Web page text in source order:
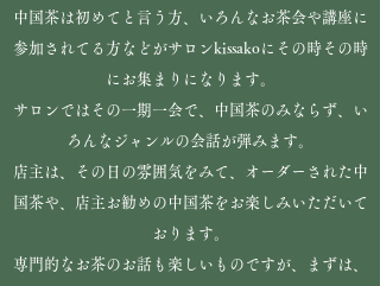
中国茶は初めてと言う方、いろんなお茶会や講座に
参加されてる方などがサロンkissakoに その時その時
にお集まりになります。
サロンではその一期一会で、中国茶のみならず、
い
ろんなジャンルの会話が弾みます。
店主は、その日の雰囲気をみて、オーダーされた中
国茶や、店主お勧めの中国茶をお楽しみ いただいて
おります。
専門的なお茶のお話も楽しいものですが、まずは、